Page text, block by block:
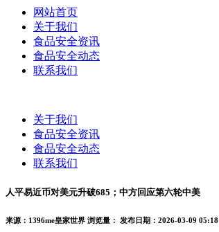
网站首页
关于我们
食品安全资讯
食品安全动态
联系我们
关于我们
食品安全资讯
食品安全动态
联系我们
人平易近币对美元升破685；中方回应第六轮中美
来源：1396me皇家世界 浏览量： 发布日期：2026-03-09 05:18